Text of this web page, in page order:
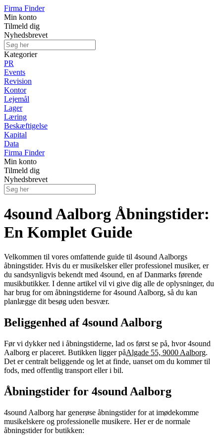
Firma Finder
Min konto
Tilmeld dig
Nyhedsbrevet
Kategorier
PR
Events
Revision
Kontor
Lejemål
Lager
Læring
Beskæftigelse
Kapital
Data
Firma Finder
Min konto
Tilmeld dig
Nyhedsbrevet
4sound Aalborg Åbningstider:
En Komplet Guide
Velkommen til vores omfattende guide til 4sound Aalborgs
åbningstider. Hvis du er musikelsker eller professionel musiker, er
du sandsynligvis bekendt med 4sound, en af Danmarks førende
musikbutikker. I denne artikel vil vi give dig alle de oplysninger, du
har brug for om åbningstiderne for 4sound Aalborg, så du kan
planlægge dit besøg uden besvær.
Beliggenhed af 4sound Aalborg
Før vi dykker ned i åbningstiderne, lad os først se på, hvor 4sound
Aalborg er placeret. Butikken ligger påAlgade 55, 9000 Aalborg.
Det er centralt beliggende og let at finde, uanset om du kommer til
fods, med offentlig transport eller i bil.
Åbningstider for 4sound Aalborg
4sound Aalborg har generøse åbningstider for at imødekomme
musikelskere og professionelle musikere. Her er de normale
åbningstider for butikken: